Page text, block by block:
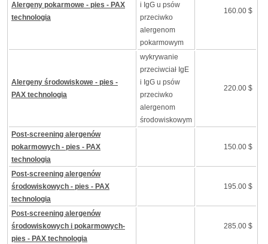
Alergeny pokarmowe - pies - PAX
technologia
i IgG u psów
przeciwko
alergenom
pokarmowym
160.00 $
Alergeny środowiskowe - pies -
PAX technologia
wykrywanie
przeciwciał IgE
i IgG u psów
przeciwko
alergenom
środowiskowym
220.00 $
Post-screening alergenów
pokarmowych - pies - PAX
technologia
150.00 $
Post-screening alergenów
środowiskowych - pies - PAX
technologia
195.00 $
Post-screening alergenów
środowiskowych i pokarmowych-
pies - PAX technologia
285.00 $